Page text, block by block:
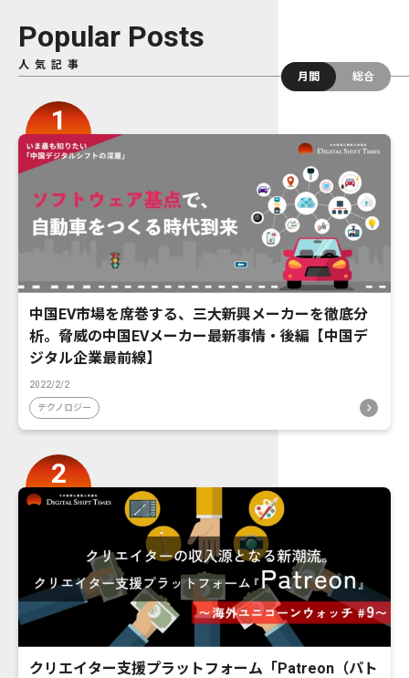
Popular Posts
人気記事
月間
総合
中国EV市場を席巻する、三大新興メーカーを徹底分
析。脅威の中国EVメーカー最新事情・後編【中国デ
ジタル企業最前線】
2022/2/2
テクノロジー
クリエイター支援プラットフォーム「Patreon（パト